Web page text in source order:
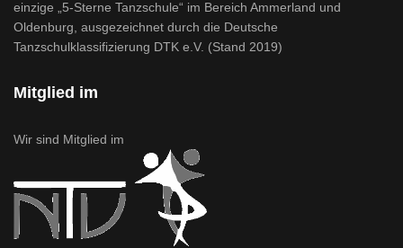
einzige „5-Sterne Tanzschule“ im Bereich Ammerland und
Oldenburg, ausgezeichnet durch die Deutsche
Tanzschulklassifizierung DTK e.V. (Stand 2019)
Mitglied im
Wir sind Mitglied im